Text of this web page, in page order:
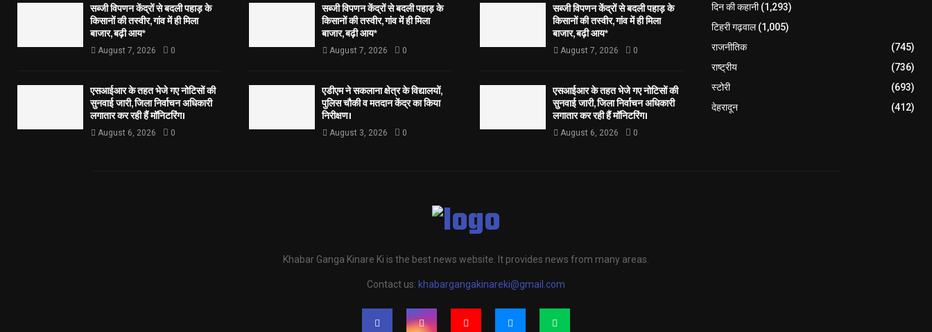
सब्जी विपणन केंद्रों से बदली पहाड़ के
किसानों की तस्वीर, गांव में ही मिला
बाजार, बढ़ी आय*
August 7, 2026 0
एसआईआर के तहत भेजे गए नोटिसों की
सुनवाई जारी, जिला निर्वाचन अधिकारी
लगातार कर रही हैं मॉनिटरिंग।
August 6, 2026 0
सब्जी विपणन केंद्रों से बदली पहाड़ के
किसानों की तस्वीर, गांव में ही मिला
बाजार, बढ़ी आय*
August 7, 2026 0
एडीएम ने सकलाना क्षेत्र के विद्यालयों,
पुलिस चौकी व मतदान केंद्र का किया
निरीक्षण।
August 3, 2026 0
सब्जी विपणन केंद्रों से बदली पहाड़ के
किसानों की तस्वीर, गांव में ही मिला
बाजार, बढ़ी आय*
August 7, 2026 0
एसआईआर के तहत भेजे गए नोटिसों की
सुनवाई जारी, जिला निर्वाचन अधिकारी
लगातार कर रही हैं मॉनिटरिंग।
August 6, 2026 0
दिन की कहानी(1,293)
टिहरी गढ़वाल(1,005)
राजनीतिक
(745)
राष्ट्रीय
(736)
स्टोरी
(693)
देहरादून
(412)
Khabar Ganga Kinare Ki is the best news website. It provides news from many areas.
Contact us: khabargangakinareki@gmail.com